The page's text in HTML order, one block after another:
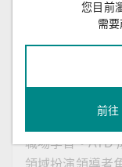
界級團隊，以持
的未來發展。
職場學習。ATD
領域扮演領導者
您目前
需
前往